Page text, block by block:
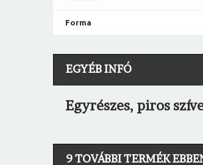
Forma
EGYÉB INFÓ
Egyrészes, piros
9 TOVÁBBI TERMÉK